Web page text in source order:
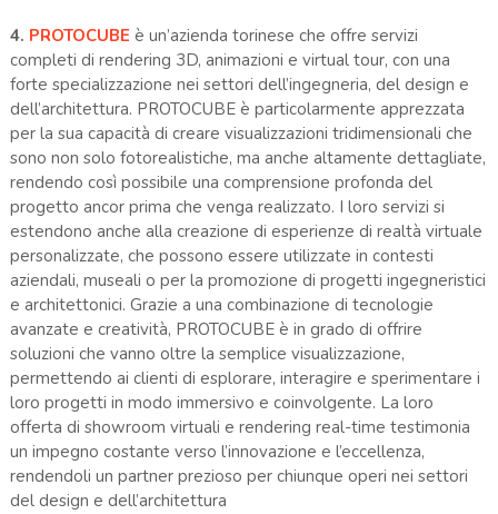
4. PROTOCUBE è un’azienda torinese che offre servizi
completi di rendering 3D, animazioni e virtual tour, con una
forte specializzazione nei settori dell’ingegneria, del design e
dell’architettura. PROTOCUBE è particolarmente apprezzata
per la sua capacità di creare visualizzazioni tridimensionali che
sono non solo fotorealistiche, ma anche altamente dettagliate,
rendendo così possibile una comprensione profonda del
progetto ancor prima che venga realizzato. I loro servizi si
estendono anche alla creazione di esperienze di realtà virtuale
personalizzate, che possono essere utilizzate in contesti
aziendali, museali o per la promozione di progetti ingegneristici
e architettonici. Grazie a una combinazione di tecnologie
avanzate e creatività, PROTOCUBE è in grado di offrire
soluzioni che vanno oltre la semplice visualizzazione,
permettendo ai clienti di esplorare, interagire e sperimentare i
loro progetti in modo immersivo e coinvolgente. La loro
offerta di showroom virtuali e rendering real-time testimonia
un impegno costante verso l’innovazione e l’eccellenza,
rendendoli un partner prezioso per chiunque operi nei settori
del design e dell’architettura​